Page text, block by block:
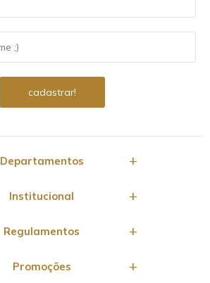
Departamentos
Institucional
Regulamentos
Promoções